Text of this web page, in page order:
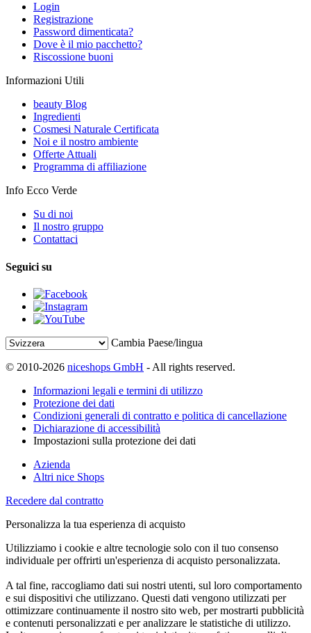
Login
Registrazione
Password dimenticata?
Dove è il mio pacchetto?
Riscossione buoni
Informazioni Utili
beauty Blog
Ingredienti
Cosmesi Naturale Certificata
Noi e il nostro ambiente
Offerte Attuali
Programma di affiliazione
Info Ecco Verde
Su di noi
Il nostro gruppo
Contattaci
Seguici su
Cambia Paese/lingua
© 2010-2026 niceshops GmbH - All rights reserved.
Informazioni legali e termini di utilizzo
Protezione dei dati
Condizioni generali di contratto e politica di cancellazione
Dichiarazione di accessibilità
Impostazioni sulla protezione dei dati
Azienda
Altri nice Shops
Recedere dal contratto
Personalizza la tua esperienza di acquisto
Utilizziamo i cookie e altre tecnologie solo con il tuo consenso
individuale per offrirti un'esperienza di acquisto personalizzata.
A tal fine, raccogliamo dati sui nostri utenti, sul loro comportamento
e sui dispositivi che utilizzano. Questi dati vengono utilizzati per
ottimizzare continuamente il nostro sito web, per mostrarti pubblicità
e contenuti personalizzati e per analizzare le statistiche di utilizzo.